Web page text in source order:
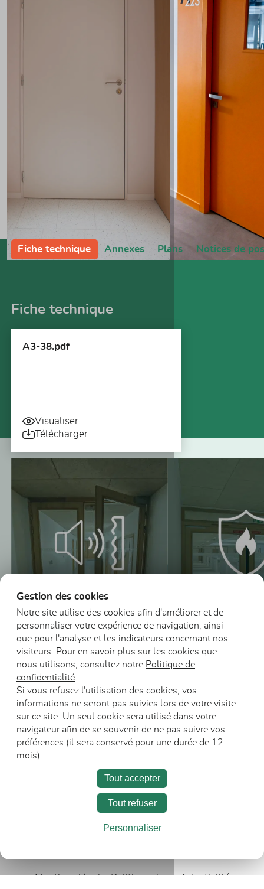
Fiche technique Annexes Plans Notices de
Fiche technique
A3-38.pdf
Visualiser
Télécharger
Blocs-portes vitrés
en bois acoustiques
Blocs-portes
en bois
feu
CarrièreEspace Presse
Recevoir les communications
Mentions légalesPolitique de confidentialité
Gestion des cookies
Notre site utilise des cookies afin d'améliorer et de
personnaliser votre expérience de navigation, ainsi
que pour l'analyse et les indicateurs concernant nos
visiteurs. Pour en savoir plus sur les cookies que
nous utilisons, consultez notre Politique de
confidentialité
Si vous refusez l'utilisation des cookies, vos
informations ne seront pas suivies lors de votre visite
sur ce site. Un seul cookie sera utilisé dans votre
navigateur afin de se souvenir de ne pas suivre vos
préférences (il sera conservé pour une durée de 12
mois).
Tout accepter
Tout refuser
Personnaliser